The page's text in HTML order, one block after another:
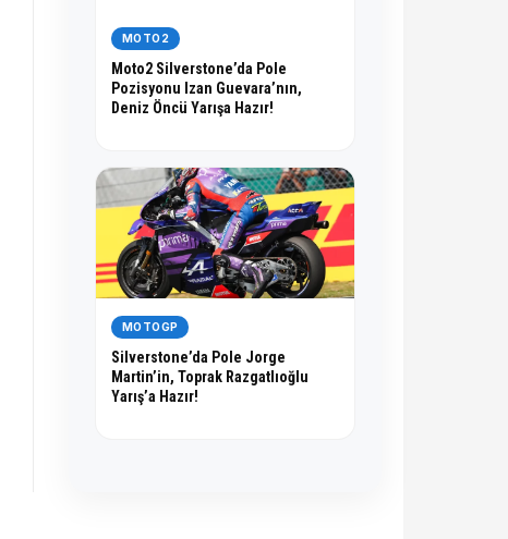
MOTO2
Moto2 Silverstone’da Pole
Pozisyonu Izan Guevara’nın,
Deniz Öncü Yarışa Hazır!
MOTOGP
Silverstone’da Pole Jorge
Martin’in, Toprak Razgatlıoğlu
Yarış’a Hazır!